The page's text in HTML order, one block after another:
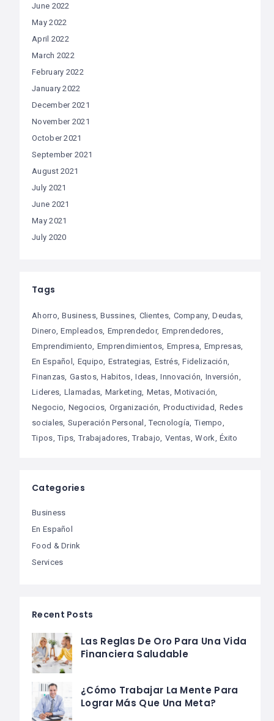
June 2022
May 2022
April 2022
March 2022
February 2022
January 2022
December 2021
November 2021
October 2021
September 2021
August 2021
July 2021
June 2021
May 2021
July 2020
Tags
Ahorro Business Bussines Clientes Company Deudas
Dinero Empleados Emprendedor Emprendedores
Emprendimiento Emprendimientos Empresa Empresas
En Español Equipo Estrategias Estrés Fidelización
Finanzas Gastos Habitos Ideas Innovación Inversión
Lideres Llamadas Marketing Metas Motivación
Negocio Negocios Organización Productividad Redes
sociales Superación Personal Tecnología Tiempo
Tipos Tips Trabajadores Trabajo Ventas Work Éxito
Categories
Business
En Español
Food & Drink
Services
Recent Posts
Las Reglas De Oro Para Una Vida
Financiera Saludable
¿Cómo Trabajar La Mente Para
Lograr Más Que Una Meta?